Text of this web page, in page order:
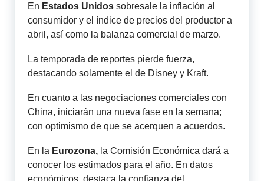
En Estados Unidos sobresale la inflación al
consumidor y el índice de precios del productor a
abril, así como la balanza comercial de marzo.
La temporada de reportes pierde fuerza,
destacando solamente el de Disney y Kraft.
En cuanto a las negociaciones comerciales con
China, iniciarán una nueva fase en la semana;
con optimismo de que se acerquen a acuerdos.
En la Eurozona, la Comisión Económica dará a
conocer los estimados para el año. En datos
económicos, destaca la confianza del